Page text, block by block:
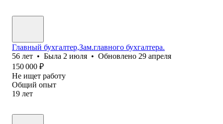
Главный бухгалтер,Зам.главного бухгалтера.
56 лет • Была 2 июля • Обновлено 29 апреля
150 000 ₽
Не ищет работу
Общий опыт
19 лет